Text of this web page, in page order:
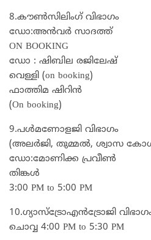
8.കൗൺസിലിംഗ് വിഭാഗം
ഡോ:അൻവർ സാദത്ത്
ON BOOKING
ഡോ : ഷിബില രജിലേഷ്
വെള്ളി (on booking)
ഫാത്തിമ ഷിറിൻ
(On booking)
9.പൾമണോളജി വിഭാഗം
(അലർജി, തുമ്മൽ, ശ്വാസ
ഡോ:മോണിക്ക പ്രവീൺ
തിങ്കൾ
3:00 PM to 5:00 PM
10.ഗ്യാസ്ട്രോഎൻട്രോജി
ചൊവ്വ 4:00 PM to 5:30 PM